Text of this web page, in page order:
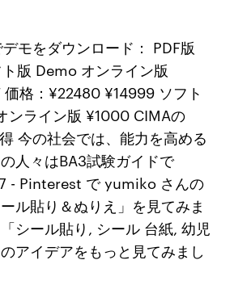
モをダウンロード： PDF版
版 Demo オンライン版
価格：¥22480 ¥14999 ソフト
ンライン版 ¥1000 CIMAの
今の社会では、能力を高める
人々はBA3試験ガイドで
- Pinterest で yumiko さんの
ル貼り＆ぬりえ」を見てみま
シール貼り, シール 台紙, 幼児
アイデアをもっと見てみまし